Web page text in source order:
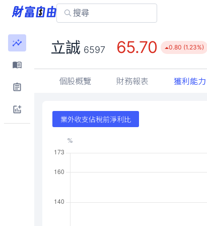
立誠 6597 65.70 0.80 (1.23%)
個股概覽 財務報表 獲利能力
業外收支佔稅前淨利比